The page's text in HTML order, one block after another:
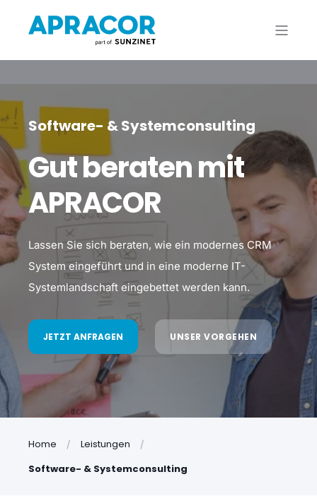
Software- & Systemconsulting
Gut beraten mit
APRACOR
Lassen Sie sich beraten, wie ein modernes CRM
System eingeführt und in eine moderne IT-
Systemlandschaft eingebettet werden kann.
JETZT ANFRAGEN UNSER VORGEHEN
Home
Leistungen
Software- & Systemconsulting